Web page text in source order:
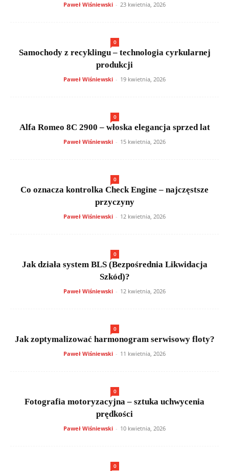
Paweł Wiśniewski - 23 kwietnia, 2026
0
Samochody z recyklingu – technologia cyrkularnej
produkcji
Paweł Wiśniewski - 19 kwietnia, 2026
0
Alfa Romeo 8C 2900 – włoska elegancja sprzed lat
Paweł Wiśniewski - 15 kwietnia, 2026
0
Co oznacza kontrolka Check Engine – najczęstsze
przyczyny
Paweł Wiśniewski - 12 kwietnia, 2026
0
Jak działa system BLS (Bezpośrednia Likwidacja
Szkód)?
Paweł Wiśniewski - 12 kwietnia, 2026
0
Jak zoptymalizować harmonogram serwisowy floty?
Paweł Wiśniewski - 11 kwietnia, 2026
0
Fotografia motoryzacyjna – sztuka uchwycenia
prędkości
Paweł Wiśniewski - 10 kwietnia, 2026
0